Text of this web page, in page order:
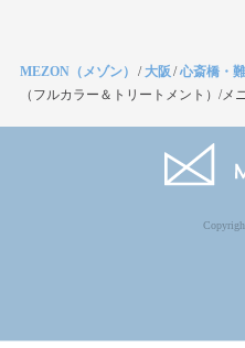
MEZON（メゾン） /大阪 /心斎橋・
（フルカラー＆トリートメント）/メ